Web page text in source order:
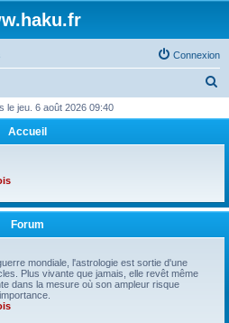
Connexion
h
c
le jeu. 6 août 2026 09:40
Accueil
Forum
mondiale, l'astrologie est sortie d'une
Plus vivante que jamais, elle revêt même
dans la mesure où son ampleur risque